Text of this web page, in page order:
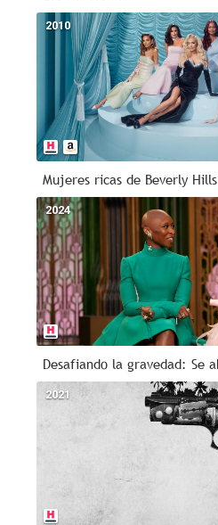
2010
Mujeres ricas de Beverly Hills
2024
2021